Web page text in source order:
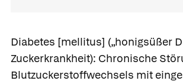
Diabetes [mellitus] („honigsüßer
Zuckerkrankheit): Chronische
Blutzuckerstoffwechsels mit